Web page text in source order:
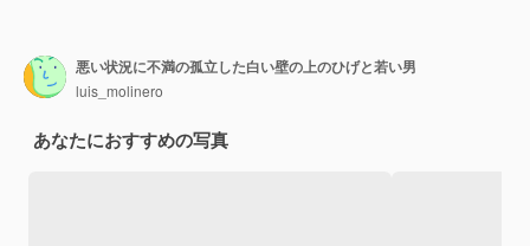
悪い状況に不満の孤立した白い壁の上のひげと若い男
luis_molinero
あなたにおすすめの写真